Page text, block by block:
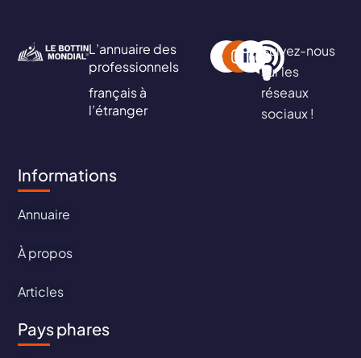
L’annuaire des
professionnels
français à
l’étranger
Suivez-nous
sur les
réseaux
sociaux !
Informations
Annuaire
À propos
Articles
Pays phares